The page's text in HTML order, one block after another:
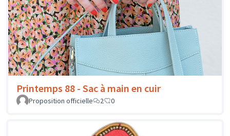
Printemps 88 - Sac à main en cuir
Proposition officielle 2 0